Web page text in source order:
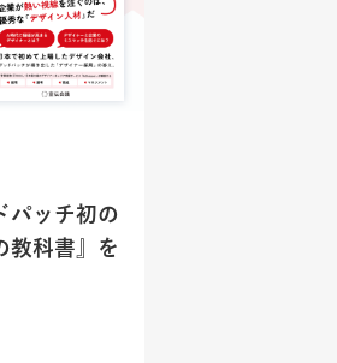
パッチ初の
教科書』を